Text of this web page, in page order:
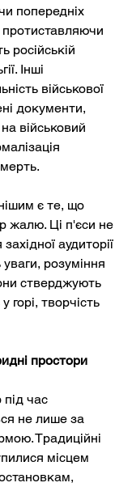
попередніх
російській
Інші
військової
документи,
військовий
є те, що
жалю. Ці п'єси не
аудиторії
розуміння
стверджують
горі, творчість
простори
під час
не лише за
Традиційні
місцем